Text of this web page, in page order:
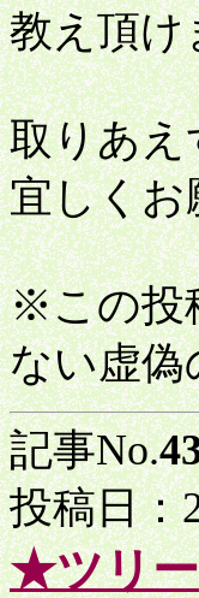
教え頂け
取りあ
宜しくお
※この投
ない虚偽
記事No.
投稿日：
★ツリー